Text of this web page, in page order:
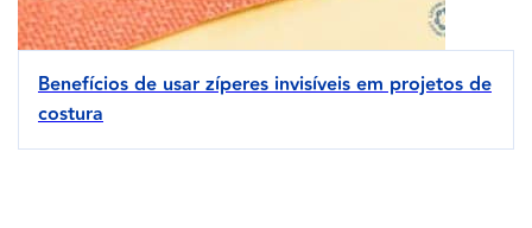
Benefícios de usar zíperes invisíveis em projetos de
costura